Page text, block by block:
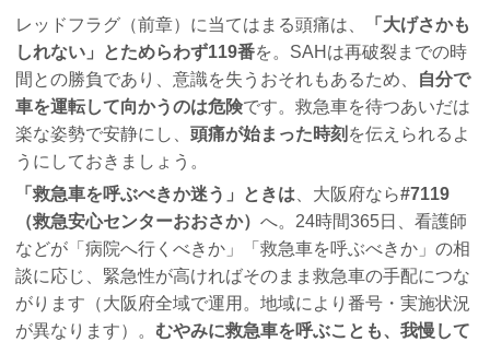
レッドフラグ（前章）に当てはまる頭痛は、
「大げさかも
しれない」とためらわず119番を。SAHは再破裂までの時
間との勝負であり、意識を失うおそれもあるため、 自分で
車を運転して向かうのは危険です。救急車を待つあいだは
楽な姿勢で安静にし、頭痛が始まった時刻 を伝えられるよ
うにしておきましょう。
「救急車を呼ぶべきか迷う」ときは、大阪府なら#7119
（救急安心センターおおさか）へ。24時間365日、看護師
などが「病院へ行くべきか」「救急車を呼ぶべきか」の相
談に応じ、緊急性が高ければそのまま救急車の手配につな
がります（大阪府全域で運用。地域により番号・実施状況
が異なります）。 むやみに救急車を呼ぶことも、我慢して